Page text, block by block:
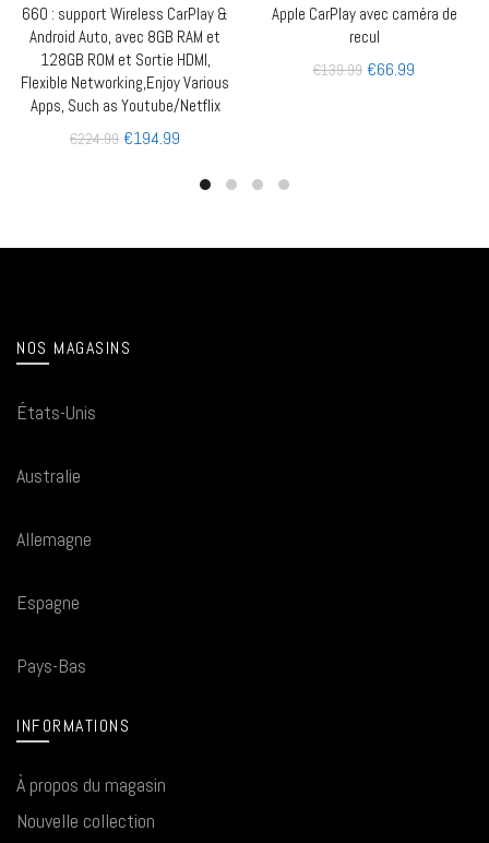
660 : support Wireless CarPlay &
Android Auto, avec 8GB RAM et
128GB ROM et Sortie HDMI,
Flexible Networking,Enjoy Various
Apps, Such as Youtube/Netflix
€224.99 €194.99
Apple CarPlay avec caméra de
recul
€139.99 €66.99
NOS MAGASINS
États-Unis
Australie
Allemagne
Espagne
Pays-Bas
INFORMATIONS
À propos du magasin
Nouvelle collection